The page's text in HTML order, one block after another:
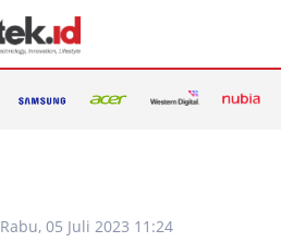
Rabu, 05 Juli 2023 11:24